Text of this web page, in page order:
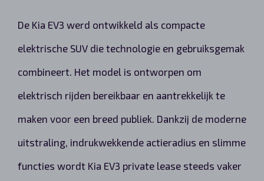
De Kia EV3 werd ontwikkeld als compacte
elektrische SUV die technologie en gebruiksgemak
combineert. Het model is ontworpen om
elektrisch rijden bereikbaar en aantrekkelijk te
maken voor een breed publiek. Dankzij de moderne
uitstraling, indrukwekkende actieradius en slimme
functies wordt Kia EV3 private lease steeds vaker